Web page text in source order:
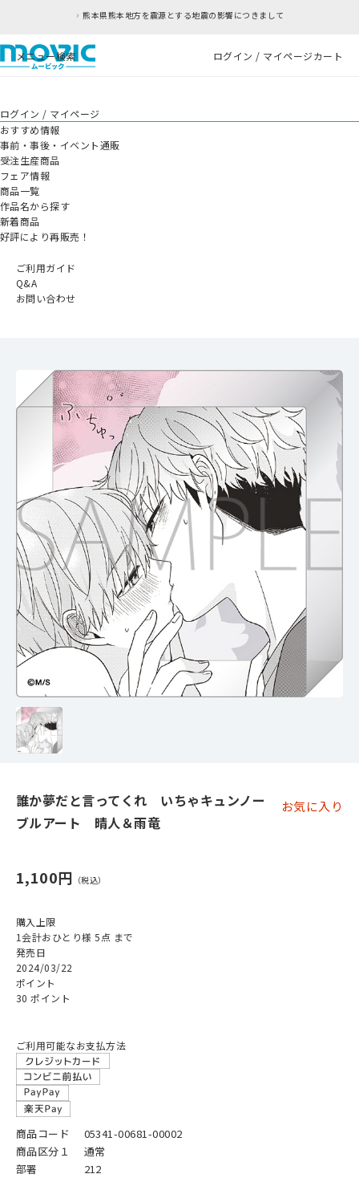
熊本県熊本地方を震源とする地震の影響につきまして
メニュー検索 ログイン / マイページカート
ログイン / マイページ
おすすめ情報
事前・事後・イベント通販
受注生産商品
フェア情報
商品一覧
作品名から探す
新着商品
好評により再販売！
ご利用ガイド
Q&A
お問い合わせ
誰か夢だと言ってくれ いちゃキュンノー
ブルアート 晴人＆雨竜
お気に入り
1,100円
購入上限
1会計おひとり様 5点 まで
発売日
2024/03/22
ポイント
30 ポイント
ご利用可能なお支払方法
商品コード
05341-00681-00002
商品区分１
通常
部署
212